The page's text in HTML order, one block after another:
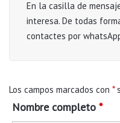
En la casilla de
interesa. De todas
contactes por
Los campos marcados con *
Nombre completo *